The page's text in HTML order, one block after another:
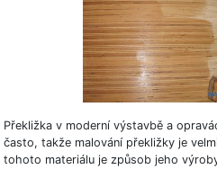
Překližka v moderní výstavbě a
často, takže malování překližky je
tohoto materiálu je způsob jeho